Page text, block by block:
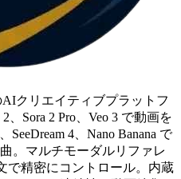
AIクリエイティブプラットフ
、Sora 2 Pro、Veo 3 で動画を
SeeDream 4、Nano Banana で
。マルチモーダルリファレ
で精密にコントロール。内蔵